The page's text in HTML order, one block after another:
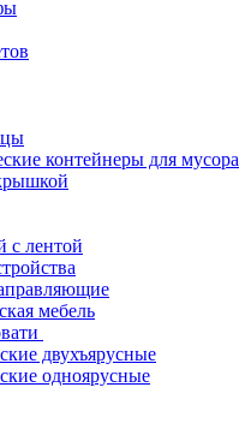
контейнеры для мусора
с лентой
мебель
двухъярусные
одноярусные